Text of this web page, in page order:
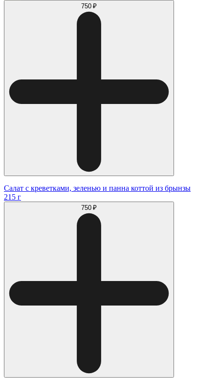
750 ₽
Салат с креветками, зеленью и панна коттой из брынзы
215 г
750 ₽